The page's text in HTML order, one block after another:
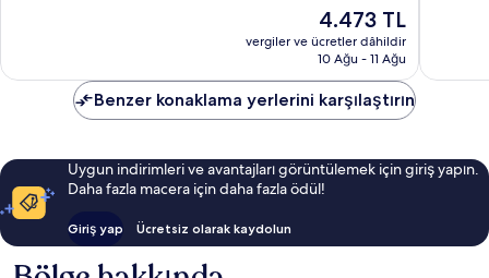
Güncel
fiyat:
4.473 TL
4.473 TL
vergiler ve ücretler dâhildir
10 Ağu - 11 Ağu
Benzer konaklama yerlerini karşılaştırın
Uygun indirimleri ve avantajları görüntülemek için giriş yapın.
Daha fazla macera için daha fazla ödül!
Giriş yap Ücretsiz olarak kaydolun